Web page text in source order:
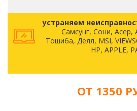
устраняем
Самсунг, Сони, Асер,
Тошиба, Делл, MSI,
HP, APPLE,
ОТ 1350